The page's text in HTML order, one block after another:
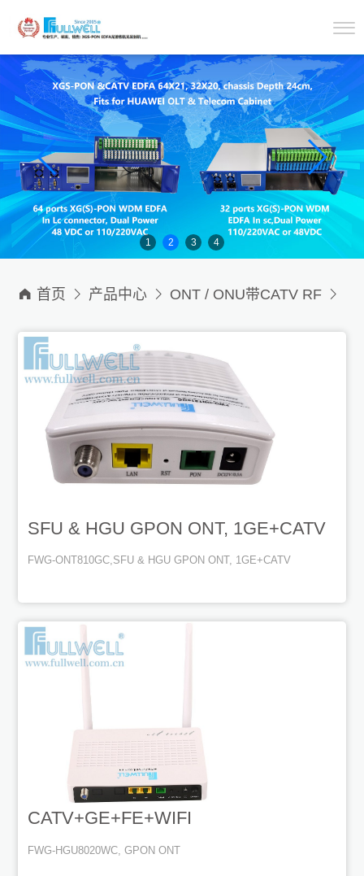
1 2 3 4
 首页  产品中心  ONT / ONU带CATV RF 
ONU / ONT带CATV RF
SFU & HGU GPON ONT, 1GE+CATV
FWG-ONT810GC,SFU & HGU GPON ONT, 1GE+CATV
CATV+GE+FE+WIFI
FWG-HGU8020WC, GPON ONT